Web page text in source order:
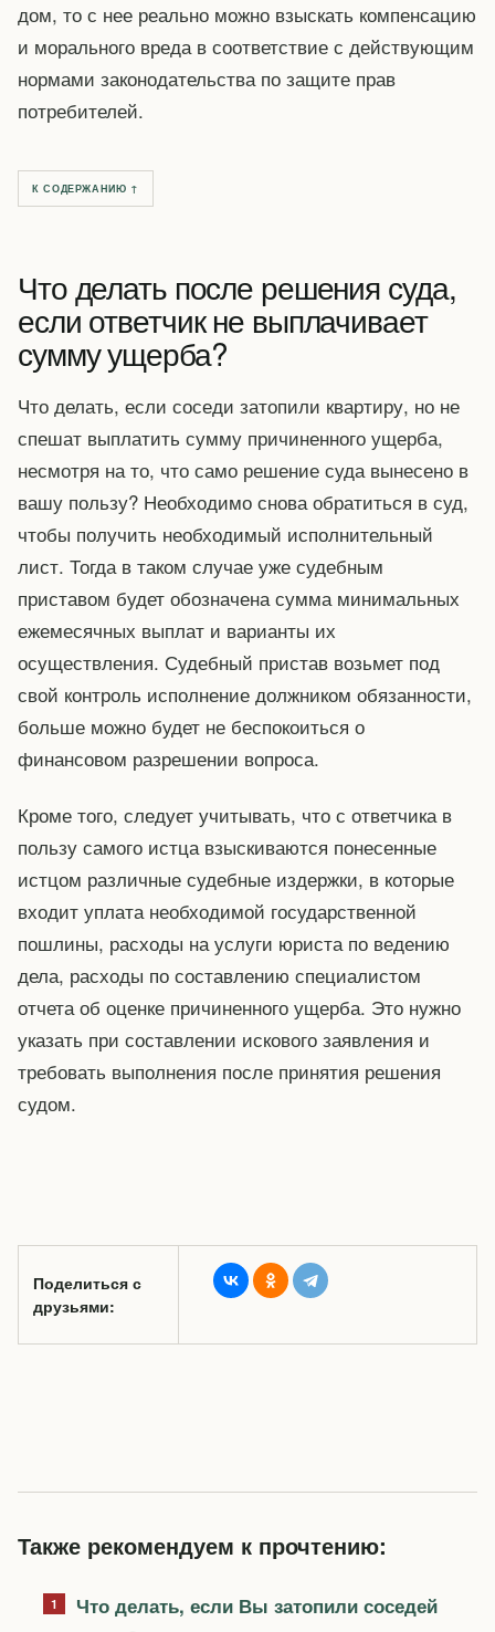
дом, то с нее реально можно взыскать компенсацию
и морального вреда в соответствие с действующим
нормами законодательства по защите прав
потребителей.
К СОДЕРЖАНИЮ ↑
Что делать после решения суда,
если ответчик не выплачивает
сумму ущерба?
Что делать, если соседи затопили квартиру, но не
спешат выплатить сумму причиненного ущерба,
несмотря на то, что само решение суда вынесено в
вашу пользу? Необходимо снова обратиться в суд,
чтобы получить необходимый исполнительный
лист. Тогда в таком случае уже судебным
приставом будет обозначена сумма минимальных
ежемесячных выплат и варианты их
осуществления. Судебный пристав возьмет под
свой контроль исполнение должником обязанности,
больше можно будет не беспокоиться о
финансовом разрешении вопроса.
Кроме того, следует учитывать, что с ответчика в
пользу самого истца взыскиваются понесенные
истцом различные судебные издержки, в которые
входит уплата необходимой государственной
пошлины, расходы на услуги юриста по ведению
дела, расходы по составлению специалистом
отчета об оценке причиненного ущерба. Это нужно
указать при составлении искового заявления и
требовать выполнения после принятия решения
судом.
Поделиться с
друзьями:
Также рекомендуем к прочтению:
Что делать, если Вы затопили соседей